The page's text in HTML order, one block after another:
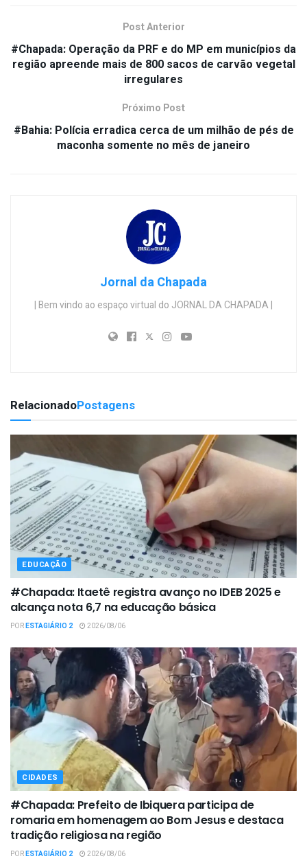
Post Anterior
#Chapada: Operação da PRF e do MP em municípios da
região apreende mais de 800 sacos de carvão vegetal
irregulares
Próximo Post
#Bahia: Polícia erradica cerca de um milhão de pés de
maconha somente no mês de janeiro
Jornal da Chapada
| Bem vindo ao espaço virtual do JORNAL DA CHAPADA |
RelacionadoPostagens
EDUCAÇÃO
#Chapada: Itaetê registra avanço no IDEB 2025 e
alcança nota 6,7 na educação básica
PORESTAGIÁRIO 2 2026/08/06
CIDADES
#Chapada: Prefeito de Ibiquera participa de
romaria em homenagem ao Bom Jesus e destaca
tradição religiosa na região
PORESTAGIÁRIO 2 2026/08/06